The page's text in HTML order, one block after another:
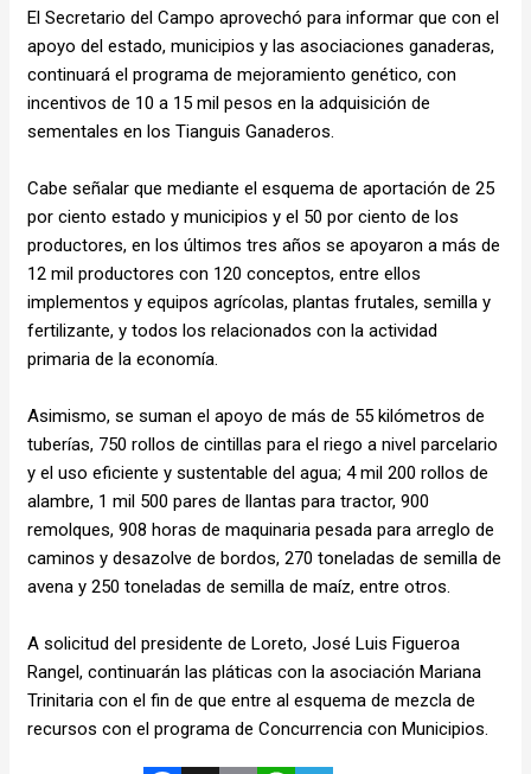
El Secretario del Campo aprovechó para informar que con el
apoyo del estado, municipios y las asociaciones ganaderas,
continuará el programa de mejoramiento genético, con
incentivos de 10 a 15 mil pesos en la adquisición de
sementales en los Tianguis Ganaderos.
Cabe señalar que mediante el esquema de aportación de 25
por ciento estado y municipios y el 50 por ciento de los
productores, en los últimos tres años se apoyaron a más de
12 mil productores con 120 conceptos, entre ellos
implementos y equipos agrícolas, plantas frutales, semilla y
fertilizante, y todos los relacionados con la actividad
primaria de la economía.
Asimismo, se suman el apoyo de más de 55 kilómetros de
tuberías, 750 rollos de cintillas para el riego a nivel parcelario
y el uso eficiente y sustentable del agua; 4 mil 200 rollos de
alambre, 1 mil 500 pares de llantas para tractor, 900
remolques, 908 horas de maquinaria pesada para arreglo de
caminos y desazolve de bordos, 270 toneladas de semilla de
avena y 250 toneladas de semilla de maíz, entre otros.
A solicitud del presidente de Loreto, José Luis Figueroa
Rangel, continuarán las pláticas con la asociación Mariana
Trinitaria con el fin de que entre al esquema de mezcla de
recursos con el programa de Concurrencia con Municipios.